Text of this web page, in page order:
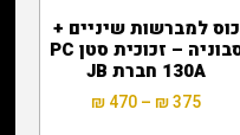
כוס למברשות שיניים +
סבוניה – זכוכית סטן PC
130A חברת JB
₪375
–
₪ 470